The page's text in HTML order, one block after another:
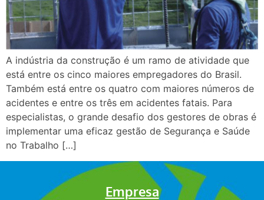
A indústria da construção é um ramo de atividade que
está entre os cinco maiores empregadores do Brasil.
Também está entre os quatro com maiores números de
acidentes e entre os três em acidentes fatais. Para
especialistas, o grande desafio dos gestores de obras é
implementar uma eficaz gestão de Segurança e Saúde
no Trabalho […]
Empresa